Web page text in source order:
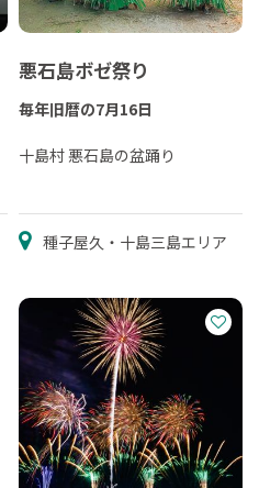
悪石島ボゼ祭り
毎年旧暦の7月16日
十島村 悪石島の盆踊り
種子屋久・十島三島エリア